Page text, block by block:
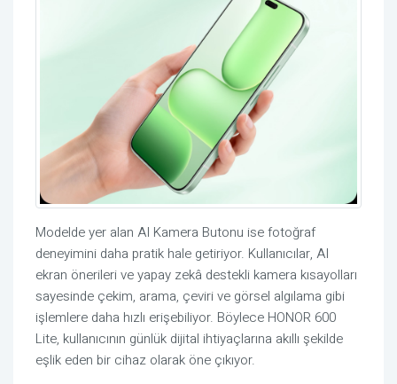
Modelde yer alan AI Kamera Butonu ise fotoğraf
deneyimini daha pratik hale getiriyor. Kullanıcılar, AI
ekran önerileri ve yapay zekâ destekli kamera kısayolları
sayesinde çekim, arama, çeviri ve görsel algılama gibi
işlemlere daha hızlı erişebiliyor. Böylece HONOR 600
Lite, kullanıcının günlük dijital ihtiyaçlarına akıllı şekilde
eşlik eden bir cihaz olarak öne çıkıyor.